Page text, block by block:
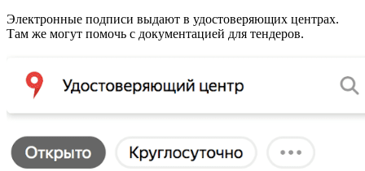
Электронные подписи выдают в удостоверяющих центрах.
Там же могут помочь с документацией для тендеров.